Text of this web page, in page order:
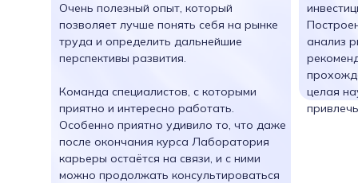
анализ
целая
Очень полезный опыт, который
позволяет лучше понять себя на рынке
труда и определить дальнейшие
перспективы развития.
Команда специалистов, с которыми
приятно и интересно работать.
Особенно приятно удивило то, что даже
после окончания курса Лаборатория
карьеры остаётся на связи, и с ними
можно продолжать консультироваться